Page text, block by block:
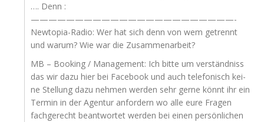
…. Denn :
———————————————————————-
New­to­pia-Radio: Wer hat sich denn von wem getrennt
und war­um? Wie war die Zusammenarbeit?
MB – Boo­king / Manage­ment: Ich bit­te um ver­ständ­niss
das wir dazu hier bei Face­book und auch tele­fo­nisch kei­
ne Stel­lung dazu neh­men wer­den sehr ger­ne könnt ihr ein
Ter­min in der Agen­tur anfor­dern wo alle eure Fra­gen
fach­ge­recht beant­wor­tet wer­den bei einen per­sön­li­chen